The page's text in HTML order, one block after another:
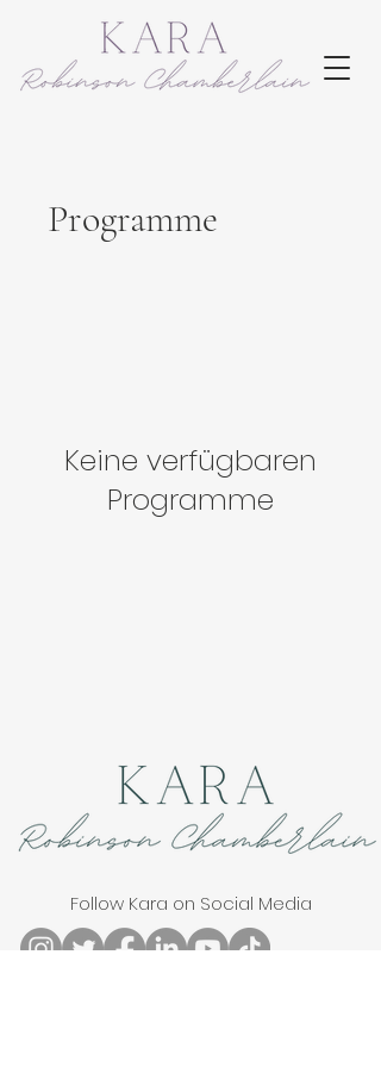
Programme
Keine verfügbaren
Programme
Follow Kara on Social Media